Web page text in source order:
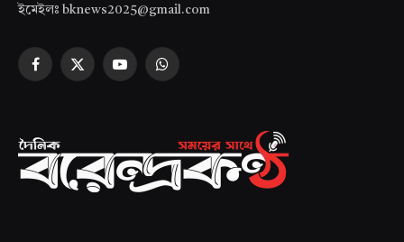
ইমেইলঃ bknews2025@gmail.com
Facebook
X
YouTubeWhatsApp